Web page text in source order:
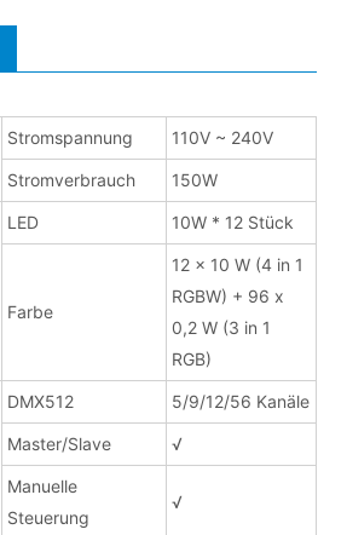
Stromspannung 110V ~ 240V
Stromverbrauch 150W
LED 10W * 12 Stück
Farbe
12 x 10 W (4 in 1
RGBW) + 96 x
0,2 W (3 in 1
RGB)
DMX512 5/9/12/56 Kanäle
Master/Slave √
Manuelle
Steuerung
√